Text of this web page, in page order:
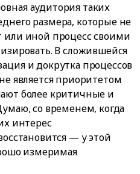
аудитория таких
размера, которые не
или иной процесс своими
В сложившейся
и докрутка процессов
является приоритетом
более критичные и
со временем, когда
интерес
— у этой
измеримая